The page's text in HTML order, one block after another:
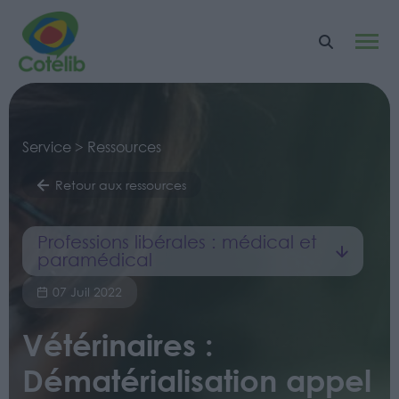
Service > Ressources
Retour aux ressources
Professions libérales : médical et
paramédical
07 Juil 2022
Vétérinaires :
Dématérialisation appel